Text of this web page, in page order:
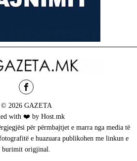
© 2026 GAZETA
with ❤️ by Host.mk
për përmbajtjet e marra nga media të
e huazuara publikohen me linkun e
burimit origjinal.